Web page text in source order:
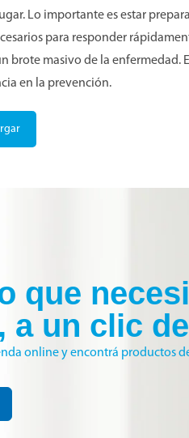
Lo importante es estar
para responder
brote masivo de la enfermedad.
en la prevención.
que
a un clic
online y encontrá productos